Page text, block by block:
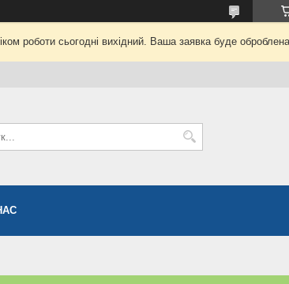
роботи сьогодні вихідний. Ваша заявка буде